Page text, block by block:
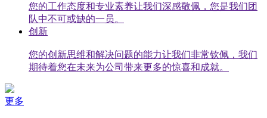
您的工作态度和专业素养让我们深感敬佩，您是我们团
队中不可或缺的一员。
创新
您的创新思维和解决问题的能力让我们非常钦佩，我们
期待着您在未来为公司带来更多的惊喜和成就。
更多